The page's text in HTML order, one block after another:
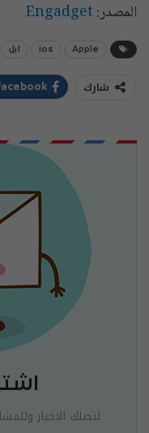
المصدر: Engadget
Apple
ios ابل
شارك
لتصلك الاخبار